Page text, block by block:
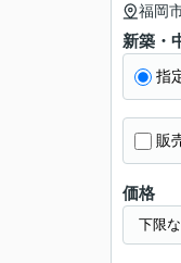
福岡
新築・
指
販
価格